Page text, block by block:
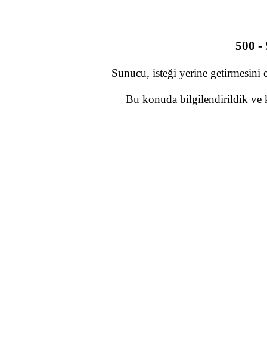
500 -
Sunucu, isteği yerine getirmesini
Bu konuda bilgilendirildik ve